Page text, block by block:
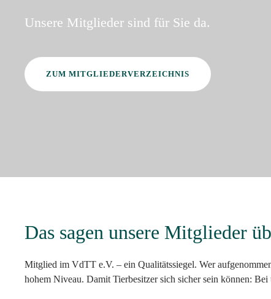
Unsere Mitglieder sind für Sie da.
ZUM MITGLIEDERVERZEICHNIS
Das sagen unsere Mitglieder
Mitglied im VdTT e.V. – ein Qualitätssiegel. Wer
hohem Niveau. Damit Tierbesitzer sich sicher sein können: